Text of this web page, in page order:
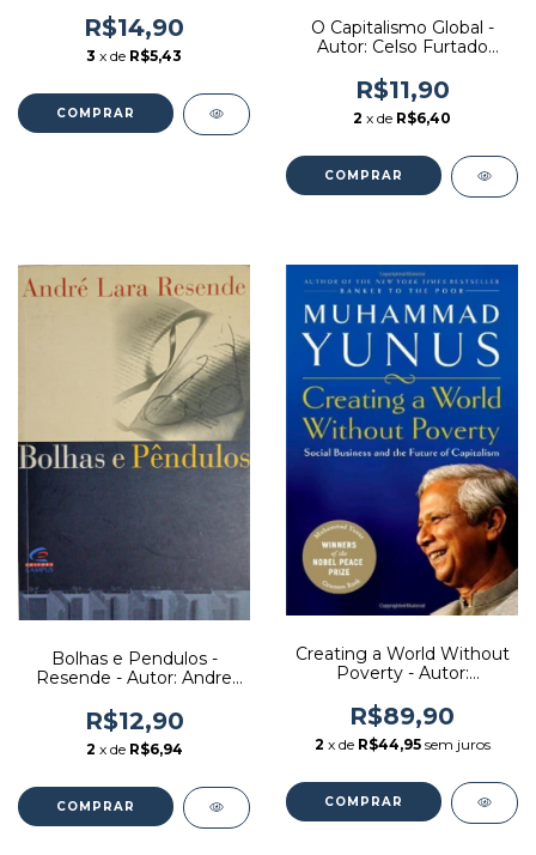
[usado]
R$14,90
3 x de R$5,43
O Capitalismo Global -
Autor: Celso Furtado
R$11,90
2 x de R$6,40
Bolhas e Pendulos -
Resende - Autor: Andre
[usado]
R$12,90
2 x de R$6,94
Creating a World Without
Poverty - Autor:
[usado]
R$89,90
2 x de R$44,95 sem juros